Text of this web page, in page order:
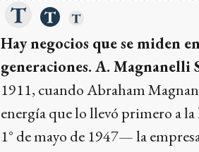
Hay negocios que se miden
generaciones. A. Magnanelli
1911, cuando Abraham
energía que lo llevó primero a
1° de mayo de 1947— la